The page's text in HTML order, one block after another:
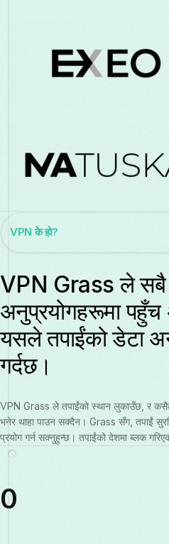
VPN के हो?
VPN Grass ले सबै
अनुप्रयोगहरूमा
यसले तपाईंको डेटा
गर्दछ।
VPN Grass ले तपाईंको स्थान लुकाउँछ, र
भनेर थाहा पाउन सक्दैन। Grass सँग, तपाईं
प्रयोग गर्न सक्नुहुन्छ। तपाईंको देशमा ब्लक
0